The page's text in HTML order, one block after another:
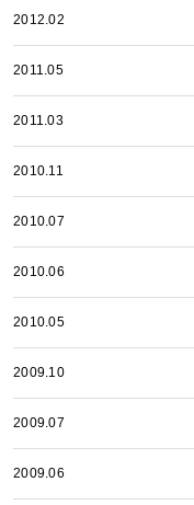
2012.02
2011.05
2011.03
2010.11
2010.07
2010.06
2010.05
2009.10
2009.07
2009.06